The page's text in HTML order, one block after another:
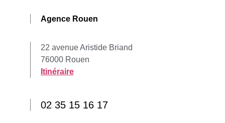
Agence Rouen
22 avenue Aristide Briand
76000 Rouen
Itinéraire
02 35 15 16 17